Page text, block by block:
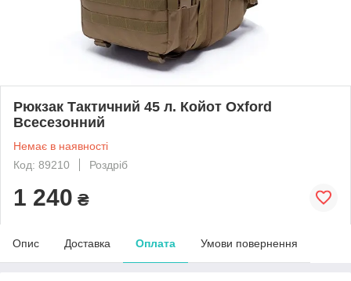
Рюкзак Тактичний 45 л. Койот Oxford
Всесезонний
Немає в наявності
Код: 89210
Роздріб
1 240 ₴
Опис Доставка Оплата Умови повернення